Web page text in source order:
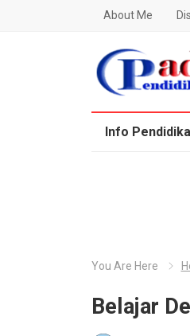
About Me
Blog Padamu
Info
You Are Here
Belajar